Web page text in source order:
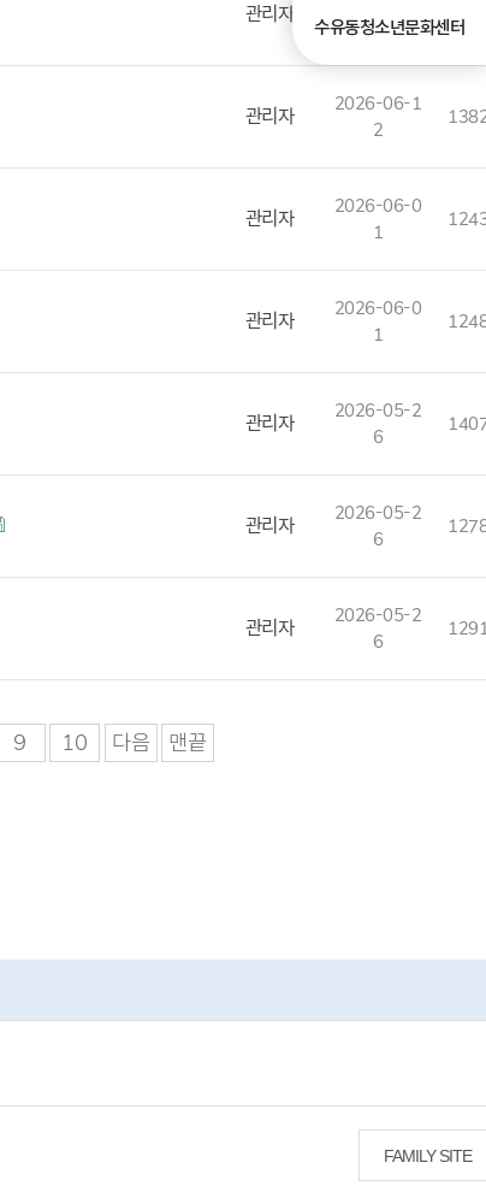
수유동청소년문화센터
관리자
3
834
관리자
2026-06-1
2
관리자
2026-06-0
1
관리자
2026-06-0
1
관리자
2026-05-2
6
관리자
2026-05-2
6
관리자
2026-05-2
6
9 10 다음 맨끝
FAMILY SITE